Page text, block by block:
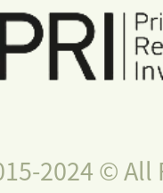
2024 © All